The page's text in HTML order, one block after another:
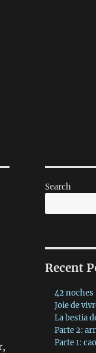
Search
Recent
42 noches
Joie de
La bestia
Parte 2:
Parte 1: